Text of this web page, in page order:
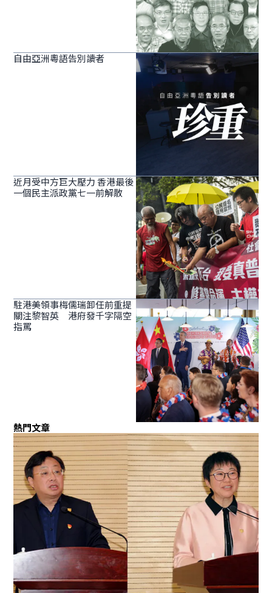
自由亞洲粵語告別讀者
近月受中方巨大壓力 香港最後
一個民主派政黨七一前解散
駐港美領事梅儒瑞卸任前重提
關注黎智英 港府發千字隔空
指罵
熱門文章